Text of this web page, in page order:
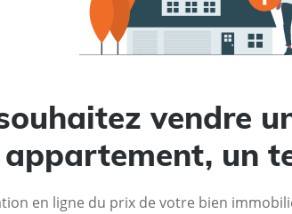
vendre
appartement, un
en ligne du prix de votre bien